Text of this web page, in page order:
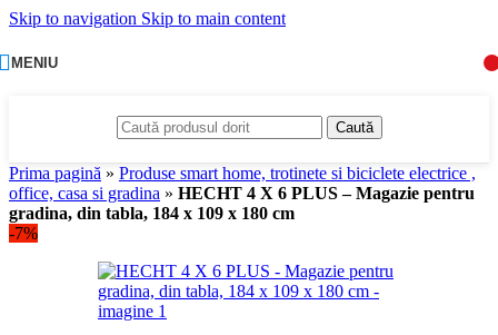
Skip to navigation Skip to main content
MENIU
Caută
Prima pagină » Produse smart home, trotinete si biciclete electrice ,
office, casa si gradina » HECHT 4 X 6 PLUS – Magazie pentru
gradina, din tabla, 184 x 109 x 180 cm
-7%